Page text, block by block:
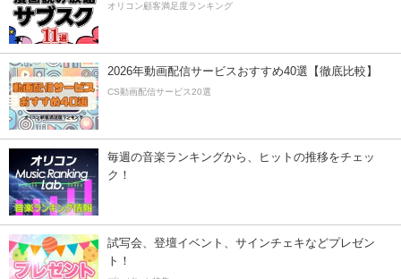
オリコン顧客満足度ランキング
2026年動画配信サービスおすすめ40選【徹底比較】
CS動画配信サービス20選
毎週の音楽ランキングから、ヒットの推移をチェッ
ク！
試写会、登壇イベント、サインチェキなどプレゼン
ト！